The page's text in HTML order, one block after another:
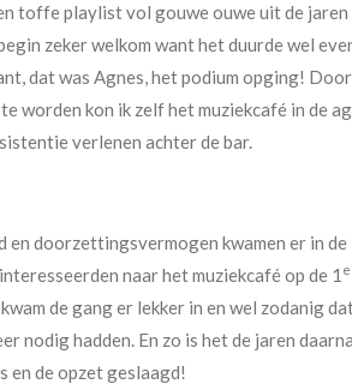
toffe playlist vol gouwe ouwe uit de jaren
zeker welkom want het duurde wel
dat was Agnes, het podium opging!
worden kon ik zelf het muziekcafé in de
verlenen achter de bar.
en doorzettingsvermogen kwamen er in
naar het muziekcafé op de 1 e
de gang er lekker in en wel zodanig
nodig hadden. En zo is het de jaren
en de opzet geslaagd!